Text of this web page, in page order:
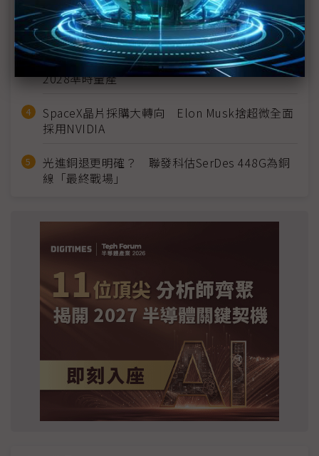
2027全年記憶體產能提前售罄 買家「祕而不
宣」只怕買不夠
英特爾EMIB良率達標 聯發科第2代ASIC產品
2028準時量產
SpaceX晶片採購大轉向 Elon Musk捨超微全面
採用NVIDIA
光進銅退更明確？ 聯發科估SerDes 448G為銅
線「最終戰場」